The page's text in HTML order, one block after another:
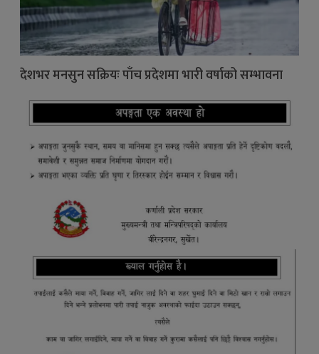
देशभर मनसुन सक्रियः पाँच प्रदेशमा भारी वर्षाको सम्भावना